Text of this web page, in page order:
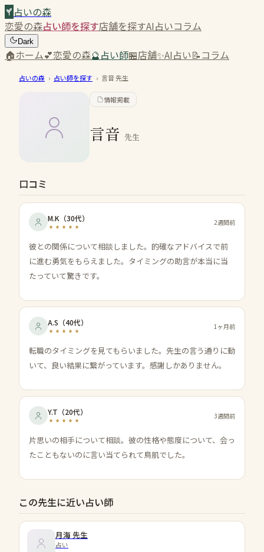
占いの森
恋愛の森占い師を探す店舗を探すAI占いコラム
Dark
🏠ホーム💕恋愛の森🔮占い師🏪店舗✨AI占い📝コラム
占いの森 › 占い師を探す › 言音先生
情報掲載
言音 先生
口コミ
M.K （30代） 2週間前
彼との関係について相談しました。的確なアドバイスで前
に進む勇気をもらえました。タイミングの助言が本当に当
たっていて驚きです。
A.S （40代） 1ヶ月前
転職のタイミングを見てもらいました。先生の言う通りに動
いて、良い結果に繋がっています。感謝しかありません。
Y.T （20代） 3週間前
片思いの相手について相談。彼の性格や態度について、会っ
たこともないのに言い当てられて鳥肌でした。
この先生に近い占い師
月海 先生
占い